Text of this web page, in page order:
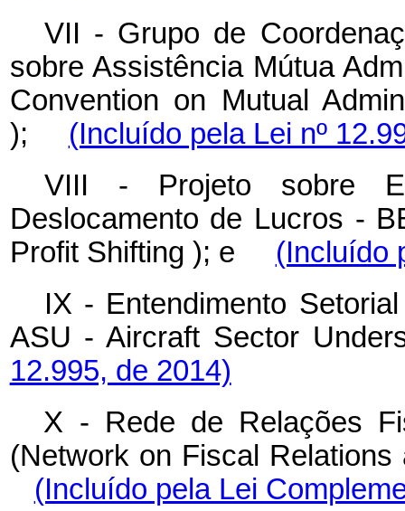
VII - Grupo de
sobre Assistência Mútua
Convention on Mutual
); (Incluído pela Lei nº
VIII - Projeto sobre
Deslocamento de Lucros -
Profit Shifting ); e (Incluído
IX - Entendimento
ASU - Aircraft Sector
12.995, de 2014)
X - Rede de Relações
(Network on Fiscal
(Incluído pela Lei